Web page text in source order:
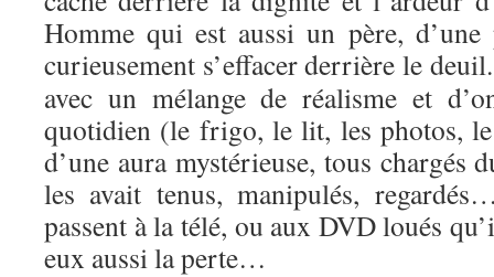
Homme qui est aussi un père,
curieusement s’effacer derrière le deuil.
avec un mélange de réalisme et
quotidien (le frigo, le lit, les photos,
d’une aura mystérieuse, tous chargés
les avait tenus, manipulés,
passent à la télé, ou aux DVD loués
eux aussi la perte…